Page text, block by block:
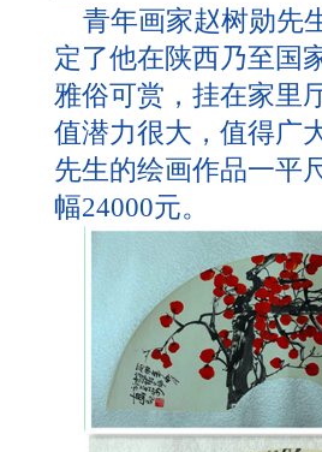
青年画家赵树勋先
定了他在陕西乃至国
雅俗可赏，挂在家里
值潜力很大，值得广
先生的绘画作品一平
幅24000元。